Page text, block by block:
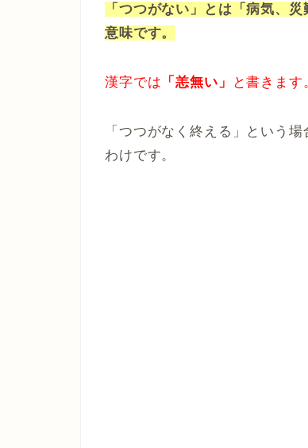
「つつがない」とは「病気、
意味です。
漢字では 「恙無い」 と書きます
「つつがなく終える」という
わけです。